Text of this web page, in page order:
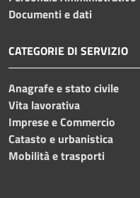
Documenti e dati
CATEGORIE DI SERVIZIO
Anagrafe e stato civile
Vita lavorativa
Imprese e Commercio
Catasto e urbanistica
Mobilità e trasporti